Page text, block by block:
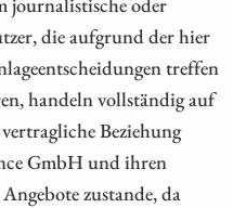
die aufgrund der hier
treffen
handeln vollständig auf
Beziehung
GmbH und ihren
zustande, da